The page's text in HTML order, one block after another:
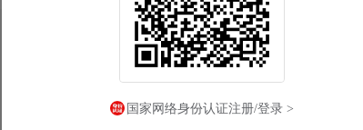
国家网络身份认证注册/登录 >